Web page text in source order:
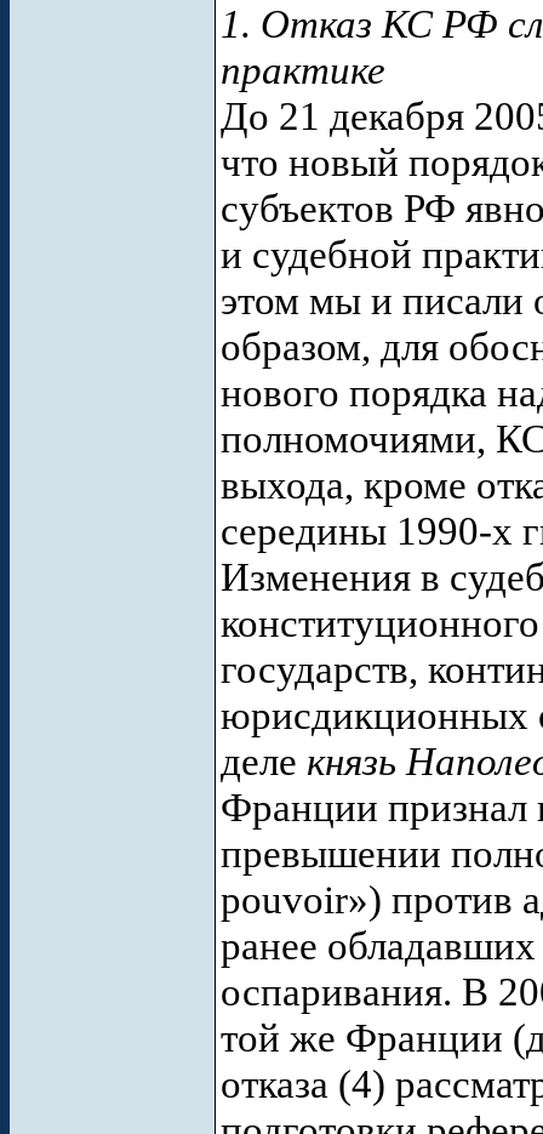
1. Отказ КС РФ
практике
До 21 декабря
что новый
субъектов РФ
и судебной
этом мы и писали
образом, для
нового порядка
полномочиями,
выхода, кроме
середины 1990-х
Изменения в
государств,
юрисдикционных
деле князь
Франции признал
превышении
pouvoir») против
ранее
оспаривания. В
той же Франции
отказа (4)